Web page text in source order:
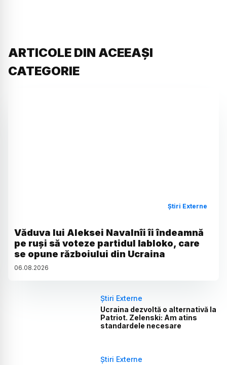
ARTICOLE DIN ACEEAȘI
CATEGORIE
Știri Externe
Văduva lui Aleksei Navalnîi îi îndeamnă
pe ruși să voteze partidul Iabloko, care
se opune războiului din Ucraina
06.08.2026
Știri Externe
Ucraina dezvoltă o alternativă la
Patriot. Zelenski: Am atins
standardele necesare
Știri Externe